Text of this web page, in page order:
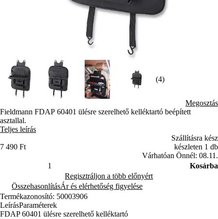
(4)
Megosztás
Fieldmann FDAP 60401 ülésre szerelhető kelléktartó beépített
asztallal.
Teljes leírás
7 490 Ft
Szállításra kész
készleten 1 db
Várhatóan Önnél: 08.11.
Kosárba
Regisztráljon a több előnyért
ÖsszehasonlításÁr és elérhetőség figyelése
Termékazonosító: 50003906
LeírásParaméterek
FDAP 60401 ülésre szerelhető kelléktartó